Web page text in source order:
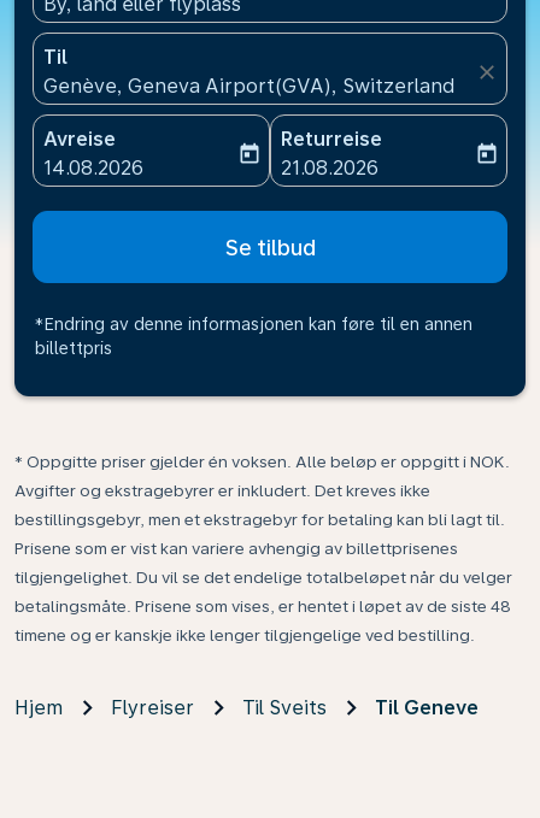
Til
Genève, Geneva Airport(GVA), Switzerland
close
Avreise
fc-booking-departure-date-aria-label
14.08.2026
today
Returreise
fc-booking-return-date-
21.08.2026
today
Se tilbud
*Endring av denne informasjonen kan føre til en annen
billettpris
* Oppgitte priser gjelder én voksen. Alle beløp er oppgitt i NOK.
Avgifter og ekstragebyrer er inkludert. Det kreves ikke
bestillingsgebyr, men et ekstragebyr for betaling kan bli lagt til.
Prisene som er vist kan variere avhengig av billettprisenes
tilgjengelighet. Du vil se det endelige totalbeløpet når du velger
betalingsmåte. Prisene som vises, er hentet i løpet av de siste 48
timene og er kanskje ikke lenger tilgjengelige ved bestilling.
Hjem Flyreiser Til Sveits Til Geneve